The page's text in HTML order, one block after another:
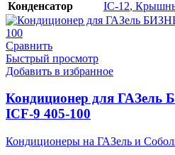
Конденсатор IC-12,
Сравнить
Быстрый просмотр
Добавить в избранное
Кондиционер для
ICF-9 405-100
Кондиционеры на ГАЗель и